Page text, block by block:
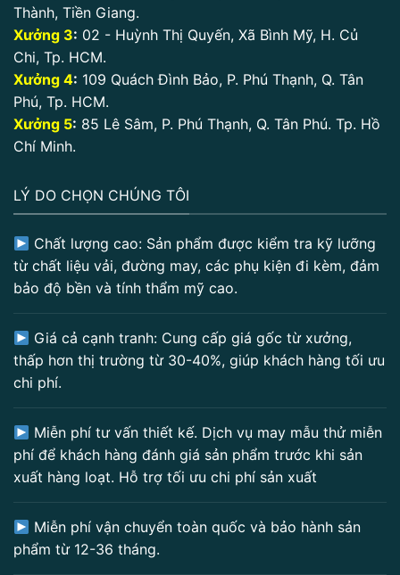
Thành, Tiền Giang.
Xưởng 3: 02 - Huỳnh Thị Quyến, Xã Bình Mỹ, H. Củ
Chi, Tp. HCM.
Xưởng 4: 109 Quách Đình Bảo, P. Phú Thạnh, Q. Tân
Phú, Tp. HCM.
Xưởng 5: 85 Lê Sâm, P. Phú Thạnh, Q. Tân Phú. Tp. Hồ
Chí Minh.
LÝ DO CHỌN CHÚNG TÔI
Chất lượng cao: Sản phẩm được kiểm tra kỹ lưỡng
từ chất liệu vải, đường may, các phụ kiện đi kèm, đảm
bảo độ bền và tính thẩm mỹ cao.
Giá cả cạnh tranh: Cung cấp giá gốc từ xưởng,
thấp hơn thị trường từ 30-40%, giúp khách hàng tối ưu
chi phí.
Miễn phí tư vấn thiết kế. Dịch vụ may mẫu thử miễn
phí để khách hàng đánh giá sản phẩm trước khi sản
xuất hàng loạt. Hỗ trợ tối ưu chi phí sản xuất
Miễn phí vận chuyển toàn quốc và bảo hành sản
phẩm từ 12-36 tháng.